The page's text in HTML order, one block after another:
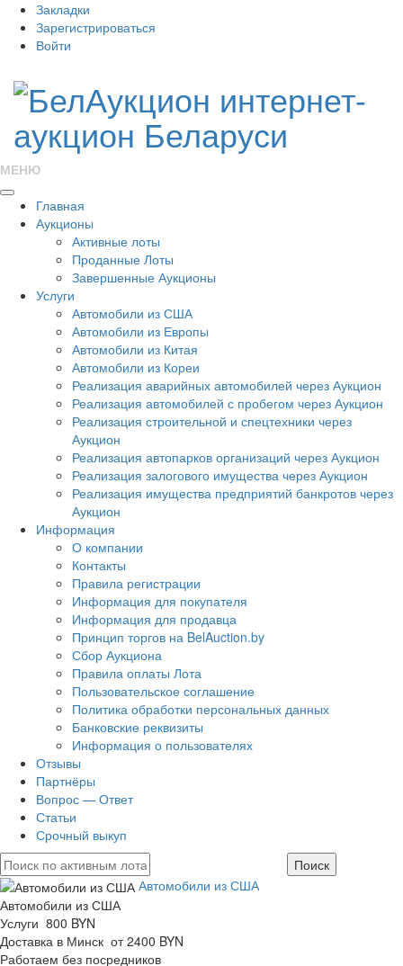
Закладки
Зарегистрироваться
Войти
МЕНЮ
Главная
Аукционы
Активные лоты
Проданные Лоты
Завершенные Аукционы
Услуги
Автомобили из США
Автомобили из Европы
Автомобили из Китая
Автомобили из Кореи
Реализация аварийных автомобилей через Аукцион
Реализация автомобилей с пробегом через Аукцион
Реализация строительной и спецтехники через
Аукцион
Реализация автопарков организаций через Аукцион
Реализация залогового имущества через Аукцион
Реализация имущества предприятий банкротов через
Аукцион
Информация
О компании
Контакты
Правила регистрации
Информация для покупателя
Информация для продавца
Принцип торгов на BelAuction.by
Сбор Аукциона
Правила оплаты Лота
Пользовательское соглашение
Политика обработки персональных данных
Банковские реквизиты
Информация о пользователях
Отзывы
Партнёры
Вопрос — Ответ
Статьи
Срочный выкуп
Автомобили из США
Автомобили из США
Услуги 800 BYN
Доставка в Минск от 2400 BYN
Работаем без посредников